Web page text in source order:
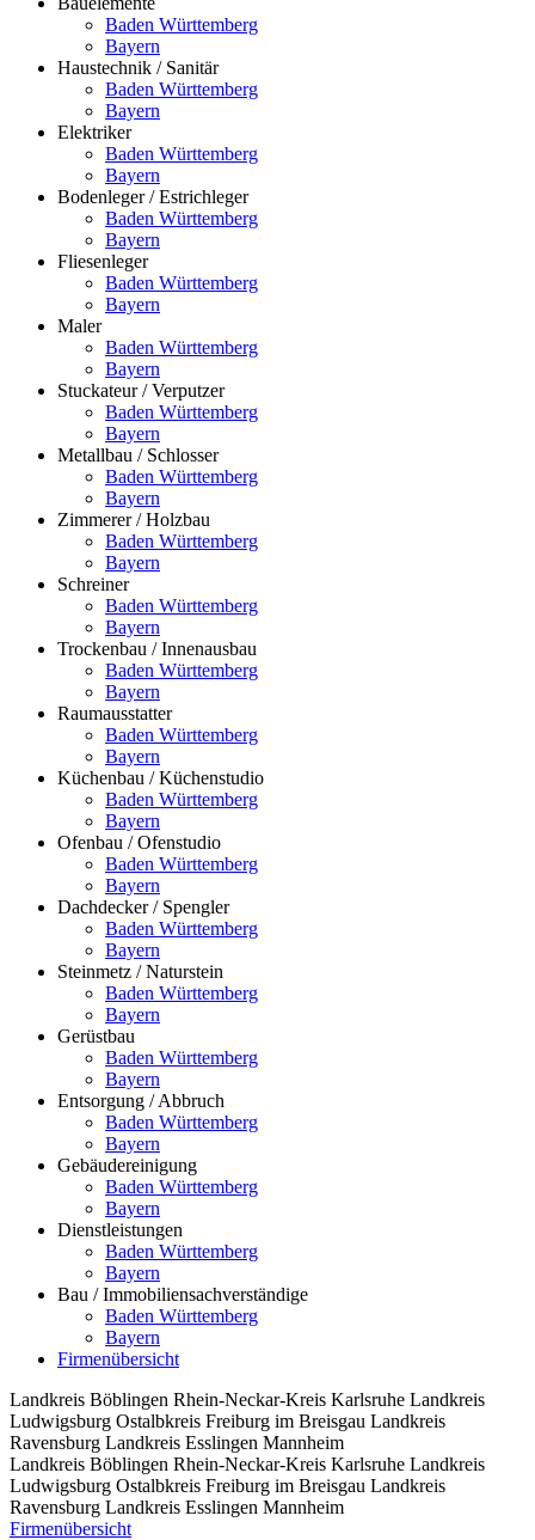
Baden Württemberg
Bayern
Haustechnik / Sanitär
Baden Württemberg
Bayern
Elektriker
Baden Württemberg
Bayern
Bodenleger / Estrichleger
Baden Württemberg
Bayern
Fliesenleger
Baden Württemberg
Bayern
Maler
Baden Württemberg
Bayern
Stuckateur / Verputzer
Baden Württemberg
Bayern
Metallbau / Schlosser
Baden Württemberg
Bayern
Zimmerer / Holzbau
Baden Württemberg
Bayern
Schreiner
Baden Württemberg
Bayern
Trockenbau / Innenausbau
Baden Württemberg
Bayern
Raumausstatter
Baden Württemberg
Bayern
Küchenbau / Küchenstudio
Baden Württemberg
Bayern
Ofenbau / Ofenstudio
Baden Württemberg
Bayern
Dachdecker / Spengler
Baden Württemberg
Bayern
Steinmetz / Naturstein
Baden Württemberg
Bayern
Gerüstbau
Baden Württemberg
Bayern
Entsorgung / Abbruch
Baden Württemberg
Bayern
Gebäudereinigung
Baden Württemberg
Bayern
Dienstleistungen
Baden Württemberg
Bayern
Bau / Immobiliensachverständige
Baden Württemberg
Bayern
Firmenübersicht
Landkreis Böblingen Rhein-Neckar-Kreis Karlsruhe Landkreis
Ludwigsburg Ostalbkreis Freiburg im Breisgau Landkreis
Ravensburg Landkreis Esslingen Mannheim
Landkreis Böblingen Rhein-Neckar-Kreis Karlsruhe Landkreis
Ludwigsburg Ostalbkreis Freiburg im Breisgau Landkreis
Ravensburg Landkreis Esslingen Mannheim
Firmenübersicht